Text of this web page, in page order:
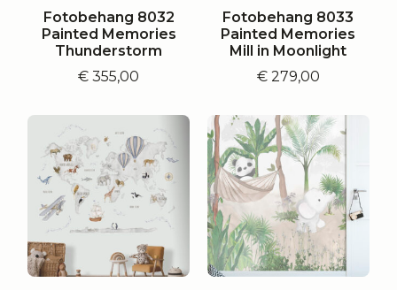
Fotobehang 8032
Painted Memories
Thunderstorm
€ 355,00
Fotobehang 8033
Painted Memories
Mill in Moonlight
€279,00